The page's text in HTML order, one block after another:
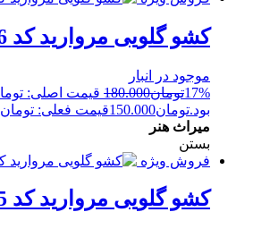
کشو گلویی مروارید کد 366
موجود در انبار
17%تومان180.000
بود.تومان150.000قیمت فعلی: تومان150.000.
میراث هنر
بستن
فروش ویژه
کشو گلویی مروارید کد 365